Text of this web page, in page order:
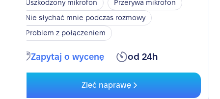
Uszkodzony mikrofon
Przerywa mikrofon
Nie słychać mnie podczas rozmowy
Problem z połączeniem
Zapytaj o wycenę od 24h
Zleć naprawę